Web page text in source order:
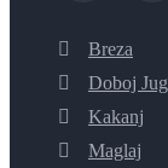
Breza
Doboj Jug
Kakanj
Maglaj